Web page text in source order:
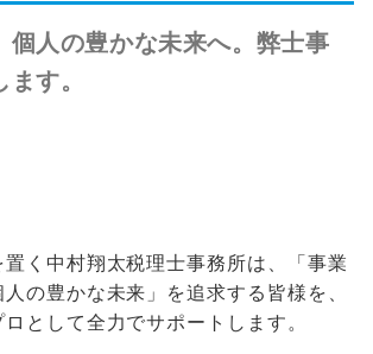
個人の豊かな未来へ。弊士事
す。
く中村翔太税理士事務所は、「事業
の豊かな未来」を追求する皆様を、
として全力でサポートします。